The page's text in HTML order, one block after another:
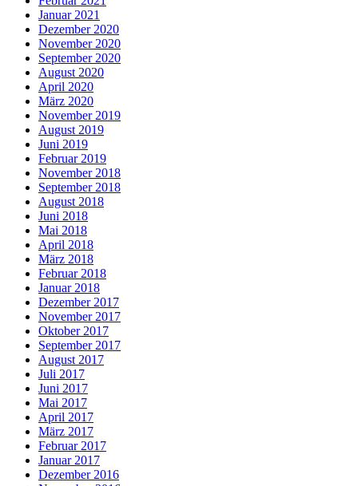
Januar 2021
Dezember 2020
November 2020
September 2020
August 2020
April 2020
März 2020
November 2019
August 2019
Juni 2019
Februar 2019
November 2018
September 2018
August 2018
Juni 2018
Mai 2018
April 2018
März 2018
Februar 2018
Januar 2018
Dezember 2017
November 2017
Oktober 2017
September 2017
August 2017
Juli 2017
Juni 2017
Mai 2017
April 2017
März 2017
Februar 2017
Januar 2017
Dezember 2016